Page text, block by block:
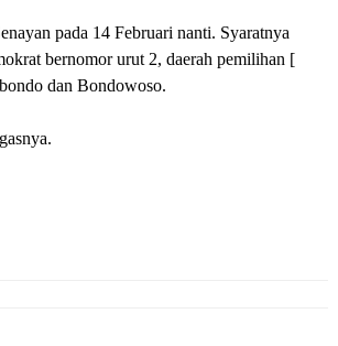
pada 14 Februari nanti. Syaratnya
bernomor urut 2, daerah pemilihan [
dan Bondowoso.